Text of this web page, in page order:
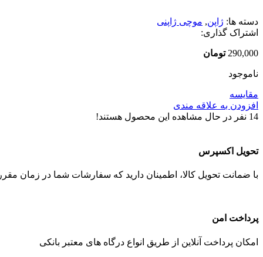
دسته ها: ژاپن, موچی ژاپنی
اشتراک گذاری:
290,000 تومان
ناموجود
مقایسه
افزودن به علاقه مندی
14 نفر در حال مشاهده این محصول هستند!
تحویل اکسپرس
با ضمانت تحویل کالا، اطمینان دارید که سفارشات شما در زمان
پرداخت امن
امکان پرداخت آنلاین از طریق انواع درگاه های معتبر بانکی